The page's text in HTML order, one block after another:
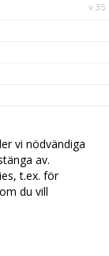
v.35
vi nödvändiga
av.
t.ex. för
du vill